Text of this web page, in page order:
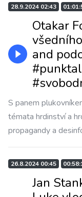
28.9.2024 02:43
Otakar
and
S panem
témata hrdinství a
propagandy a
26.8.2024 00:45
Jan